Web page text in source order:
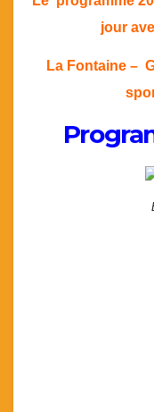
jour
La Fontaine –